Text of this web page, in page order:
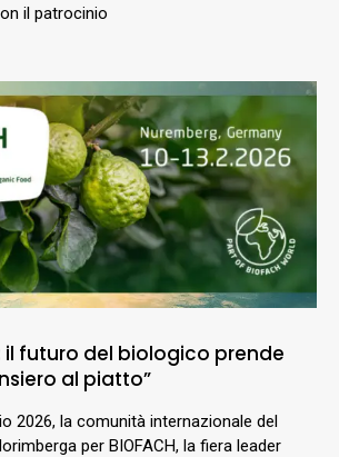
il patrocinio
il futuro del biologico prende
al piatto”
2026, la comunità internazionale del
per BIOFACH, la fiera leader